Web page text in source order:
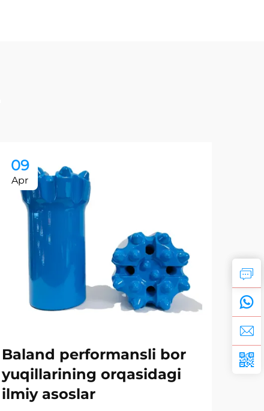
09
Apr
Baland performansli bor
yuqillarining orqasidagi
ilmiy asoslar